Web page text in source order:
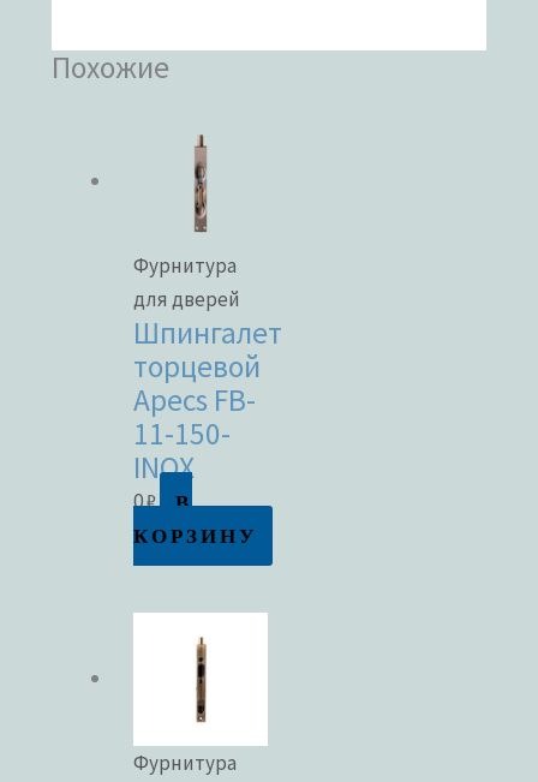
Похожие
Фурнитура
для дверей
Шпингалет
торцевой
Apecs FB-
11-150-
INOX
0₽
В
КОРЗИНУ
Фурнитура